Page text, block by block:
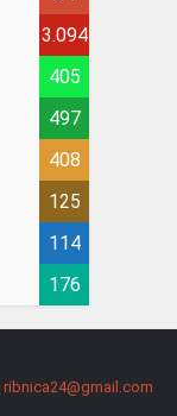
3.094
405
497
408
125
114
176
ribnica24@gmail.com